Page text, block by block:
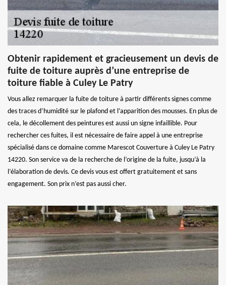
Obtenir rapidement et gracieusement un devis de
fuite de toiture auprès d’une entreprise de
toiture fiable à Culey Le Patry
Vous allez remarquer la fuite de toiture à partir différents signes comme
des traces d’humidité sur le plafond et l’apparition des mousses. En plus de
cela, le décollement des peintures est aussi un signe infaillible. Pour
rechercher ces fuites, il est nécessaire de faire appel à une entreprise
spécialisé dans ce domaine comme Marescot Couverture à Culey Le Patry
14220. Son service va de la recherche de l’origine de la fuite, jusqu’à la
l’élaboration de devis. Ce devis vous est offert gratuitement et sans
engagement. Son prix n’est pas aussi cher.